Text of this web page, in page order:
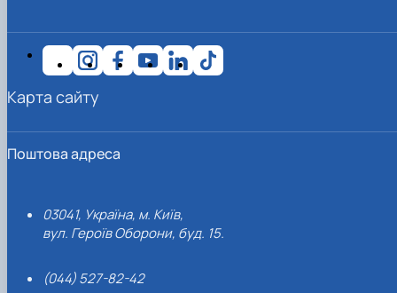
Поштова адреса
03041, Україна, м. Київ,
вул. Героїв Оборони, буд. 15.
(044) 527-82-42
Карта сайту